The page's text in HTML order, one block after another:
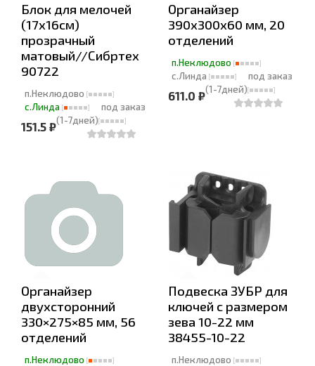
Блок для мелочей
(17х16см)
прозрачный
матовый//Сибртех
90722
п.Неклюдово
с.Линда
под заказ
(1-7дней)
151.5 ₽
Органайзер
390х300х60 мм, 20
отделений
п.Неклюдово
с.Линда
под заказ
(1-7дней)
611.0 ₽
Органайзер
двухсторонний
330×275×85 мм, 56
отделений
п.Неклюдово
Подвеска ЗУБР для
ключей с размером
зева 10-22 мм
38455-10-22
п.Неклюдово